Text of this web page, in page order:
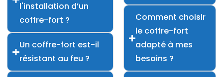
l'installation d’un
coffre-fort ?
Un coffre-fort est-il
résistant au feu ?
Comment choisir
le coffre-fort
adapté à mes
besoins ?